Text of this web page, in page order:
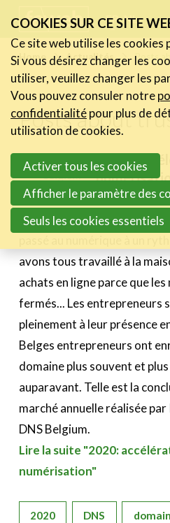
links
Jump
to
navigation
Jump
main
content
FR NL
Home Actualités Posts
Posts about
2020:
2 avril 2021
Il n'est pas surprenant qu'en
avons tous travaillé à la
achats en ligne parce que
fermés... Les entrepreneurs
pleinement à leur présence
Belges entrepreneurs ont
domaine plus souvent et
auparavant. Telle est la
marché annuelle réalisée
DNS Belgium.
Lire la suite "2020:
numérisation"
2020 DNS
Les
Les
Les
Cases
Le
A
Become
COOKIES SUR CE SITE
Ce site web utilise les cookies
Si vous désirez changer les
utiliser, veuillez changer les
Vous pouvez consuler notre
confidentialitépour plus de
utilisation de cookies.
Activer tous les cookies
Afficher le paramètre des
Seuls les cookies essentiels